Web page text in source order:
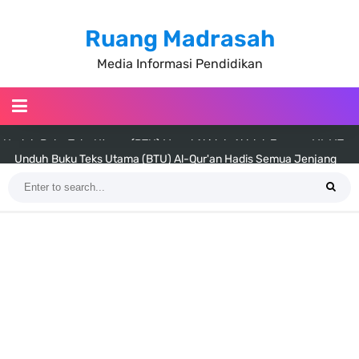
Ruang Madrasah
Media Informasi Pendidikan
Unduh Buku Teks Utama (BTU) Al-Qur'an Hadis Semua Jenjang